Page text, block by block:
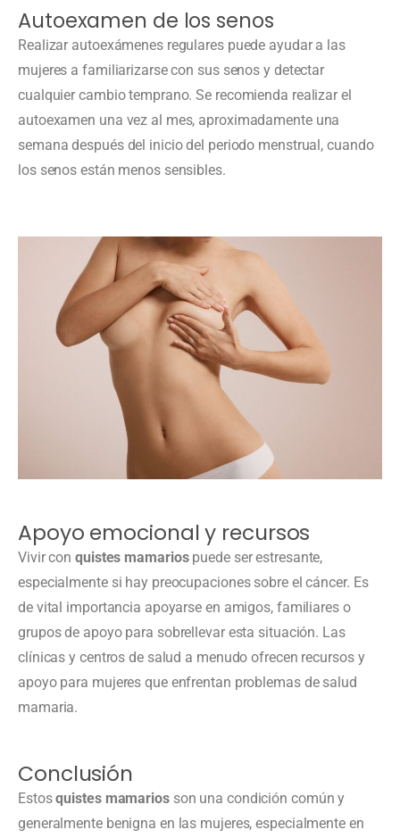
Autoexamen de los senos
Realizar autoexámenes regulares puede ayudar a las
mujeres a familiarizarse con sus senos y detectar
cualquier cambio temprano. Se recomienda realizar el
autoexamen una vez al mes, aproximadamente una
semana después del inicio del periodo menstrual, cuando
los senos están menos sensibles.
Apoyo emocional y recursos
Vivir con quistes mamarios puede ser estresante,
especialmente si hay preocupaciones sobre el cáncer. Es
de vital importancia apoyarse en amigos, familiares o
grupos de apoyo para sobrellevar esta situación. Las
clínicas y centros de salud a menudo ofrecen recursos y
apoyo para mujeres que enfrentan problemas de salud
mamaria.
Conclusión
Estosquistes mamariosson una condición común y
generalmente benigna en las mujeres, especialmente en